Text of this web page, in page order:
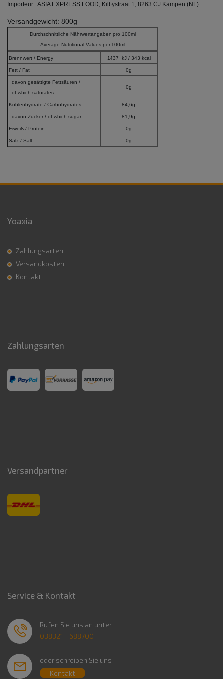
Importeur : ASIA EXPRESS FOOD, Kilbystraat 1, 8263 CJ Kampen (NL)
Versandgewicht: 800g
Durchschnittliche Nährwertangaben pro 100ml
Average Nutritional Values per 100ml
Brennwert / Energy 1437 kJ / 343 kcal
Fett / Fat 0g
davon gesättigte Fettsäuren /
of which saturates
0g
Kohlenhydrate / Carbohydrates 84,6g
davon Zucker / of which sugar 81,9g
Eiweiß / Protein 0g
Salz / Salt 0g
Yoaxia
Zahlungsarten
Versandkosten
Kontakt
Zahlungsarten
Versandpartner
Service & Kontakt
Rufen Sie uns an unter:
038321 - 688700
oder schreiben Sie uns:
Kontakt